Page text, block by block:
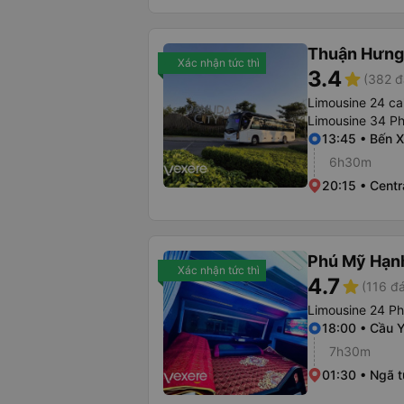
Xác nhận tức thì Thuận
3.4star (382
Limousine 24
Limousine 34
13:45 • Bến
6h30m
20:15 •
Xác nhận tức thì Phú Mỹ
4.7star (116
Limousine 24
18:00 • Cầu
7h30m
01:30 • Ngã